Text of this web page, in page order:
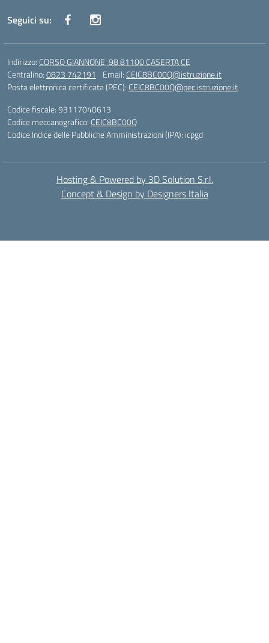
Seguici su:
Indirizzo: CORSO GIANNONE, 98 81100 CASERTA CE
Centralino:0823 742191 Email: CEIC8BC00Q@istruzione.it
Posta elettronica certificata (PEC): CEIC8BC00Q@pec.istruzione.it
Codice fiscale: 93117040613
Codice meccanografico: CEIC8BC00Q
Codice Indice delle Pubbliche Amministrazioni (IPA): icpgd
Hosting & Powered by 3D Solution S.r.l.
Concept & Design by Designers Italia